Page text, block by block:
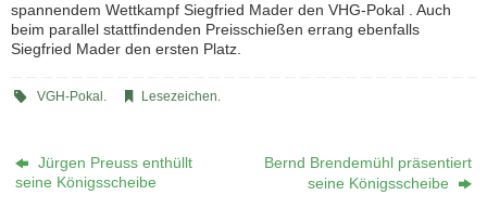
spannendem Wettkampf Siegfried Mader den VHG-Pokal . Auch
beim parallel stattfindenden Preisschießen errang ebenfalls
Siegfried Mader den ersten Platz.
VGH-Pokal . Lesezeichen.
Jürgen Preuss enthüllt
seine Königsscheibe
Bernd Brendemühl präsentiert
seine Königsscheibe